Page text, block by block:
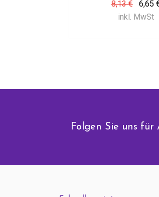
8,13 €
6,65
inkl. MwSt
Folgen Sie uns